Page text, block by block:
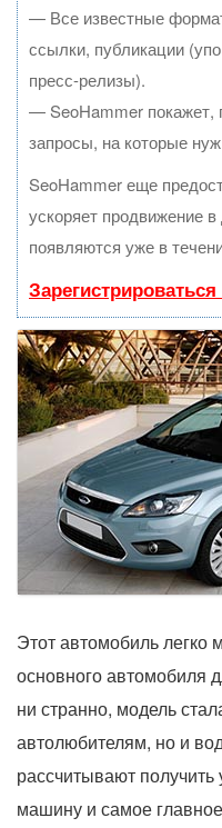
— Все известные
ссылки, публикации
пресс-релизы).
— SeoHammer покажет,
запросы, на которые
SeoHammer еще
ускоряет продвижение
появляются уже в
Этот автомобиль легко
основного автомобиля
ни странно, модель
автолюбителям, но и
рассчитывают
машину и самое